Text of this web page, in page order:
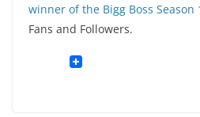
winner of the Bigg Boss Season
Fans and Followers.